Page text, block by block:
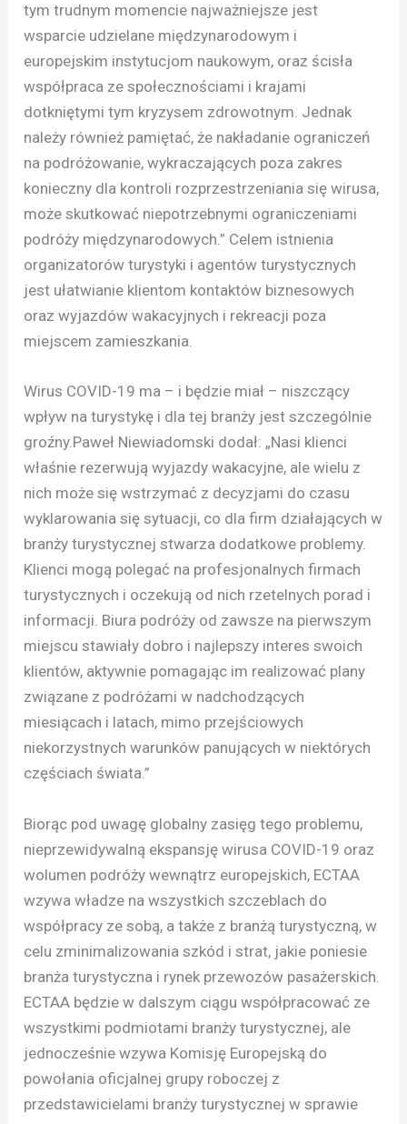
tym trudnym momencie najważniejsze jest
wsparcie udzielane międzynarodowym i
europejskim instytucjom naukowym, oraz ścisła
współpraca ze społecznościami i krajami
dotkniętymi tym kryzysem zdrowotnym. Jednak
należy również pamiętać, że nakładanie ograniczeń
na podróżowanie, wykraczających poza zakres
konieczny dla kontroli rozprzestrzeniania się wirusa,
może skutkować niepotrzebnymi ograniczeniami
podróży międzynarodowych.” Celem istnienia
organizatorów turystyki i agentów turystycznych
jest ułatwianie klientom kontaktów biznesowych
oraz wyjazdów wakacyjnych i rekreacji poza
miejscem zamieszkania.
Wirus COVID-19 ma – i będzie miał – niszczący
wpływ na turystykę i dla tej branży jest szczególnie
groźny.Paweł Niewiadomski dodał: „Nasi klienci
właśnie rezerwują wyjazdy wakacyjne, ale wielu z
nich może się wstrzymać z decyzjami do czasu
wyklarowania się sytuacji, co dla firm działających w
branży turystycznej stwarza dodatkowe problemy.
Klienci mogą polegać na profesjonalnych firmach
turystycznych i oczekują od nich rzetelnych porad i
informacji. Biura podróży od zawsze na pierwszym
miejscu stawiały dobro i najlepszy interes swoich
klientów, aktywnie pomagając im realizować plany
związane z podróżami w nadchodzących
miesiącach i latach, mimo przejściowych
niekorzystnych warunków panujących w niektórych
częściach świata.”
Biorąc pod uwagę globalny zasięg tego problemu,
nieprzewidywalną ekspansję wirusa COVID-19 oraz
wolumen podróży wewnątrz europejskich, ECTAA
wzywa władze na wszystkich szczeblach do
współpracy ze sobą, a także z branżą turystyczną, w
celu zminimalizowania szkód i strat, jakie poniesie
branża turystyczna i rynek przewozów pasażerskich.
ECTAA będzie w dalszym ciągu współpracować ze
wszystkimi podmiotami branży turystycznej, ale
jednocześnie wzywa Komisję Europejską do
powołania oficjalnej grupy roboczej z
przedstawicielami branży turystycznej w sprawie